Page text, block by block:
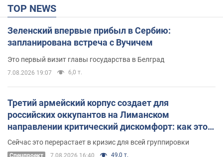
TOP NEWS
Зеленский впервые прибыл в Сербию:
запланирована встреча с Вучичем
Это первый визит главы государства в Белград
7.08.2026 19:07 6,0 т.
Третий армейский корпус создает для
российских оккупантов на Лиманском
направлении критический дискомфорт: как это
удалось
Сейчас это перерастает в кризис для всей группировки
Спецпроект 7.08.2026 16:40 49,0 т.